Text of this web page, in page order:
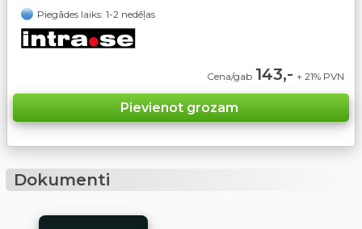
Piegādes laiks: 1-2 nedēļas
Cena/gab 143,- + 21% PVN
Dokumenti